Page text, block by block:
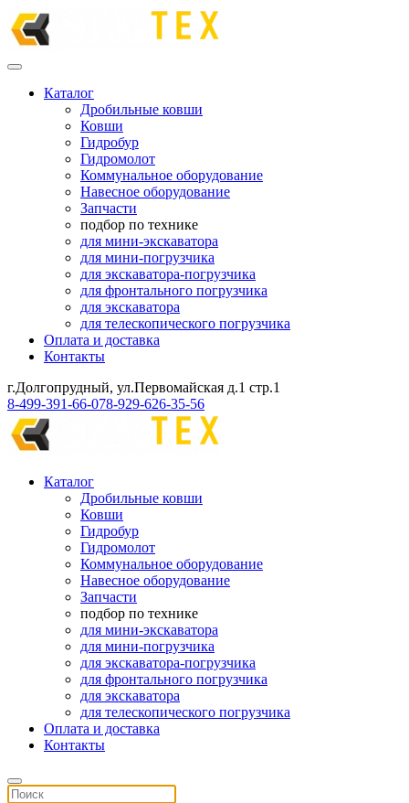
Каталог
Дробильные ковши
Ковши
Гидробур
Гидромолот
Коммунальное оборудование
Навесное оборудование
Запчасти
подбор по технике
для мини-экскаватора
для мини-погрузчика
для экскаватора-погрузчика
для фронтального погрузчика
для экскаватора
для телескопического погрузчика
Оплата и доставка
Контакты
г.Долгопрудный, ул.Первомайская д.1 стр.1
8-499-391-66-078-929-626-35-56
Каталог
Дробильные ковши
Ковши
Гидробур
Гидромолот
Коммунальное оборудование
Навесное оборудование
Запчасти
подбор по технике
для мини-экскаватора
для мини-погрузчика
для экскаватора-погрузчика
для фронтального погрузчика
для экскаватора
для телескопического погрузчика
Оплата и доставка
Контакты